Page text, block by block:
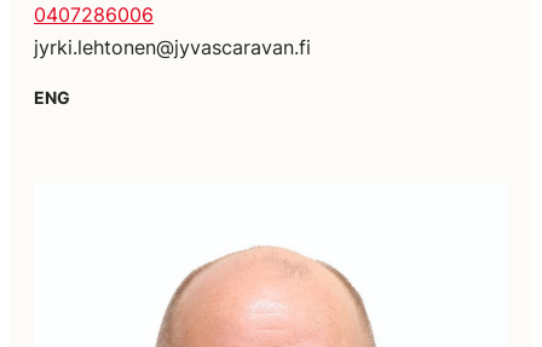
0407286006
jyrki.lehtonen@jyvascaravan.fi
ENG